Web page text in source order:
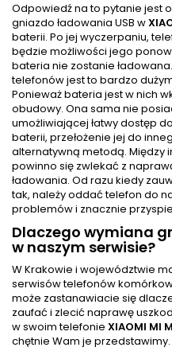
Odpowiedź na to pytanie jest
gniazdo ładowania USB w
baterii. Po jej wyczerpaniu,
będzie możliwości jego
bateria nie zostanie
telefonów jest to bardzo
Ponieważ bateria jest w nich
obudowy. Ona sama nie
umożliwiającej łatwy dostęp
baterii, przełożenie jej do
alternatywną metodą. Między
powinno się zwlekać z
ładowania. Od razu kiedy
tak, należy oddać telefon do
problemów i znacznie
Dlaczego wymiana
w naszym serwisie?
W Krakowie i województwie
serwisów telefonów
może zastanawiacie się
zaufać i zlecić naprawę
w swoim telefonie XIAOMI MI
chętnie Wam je przedstawimy.